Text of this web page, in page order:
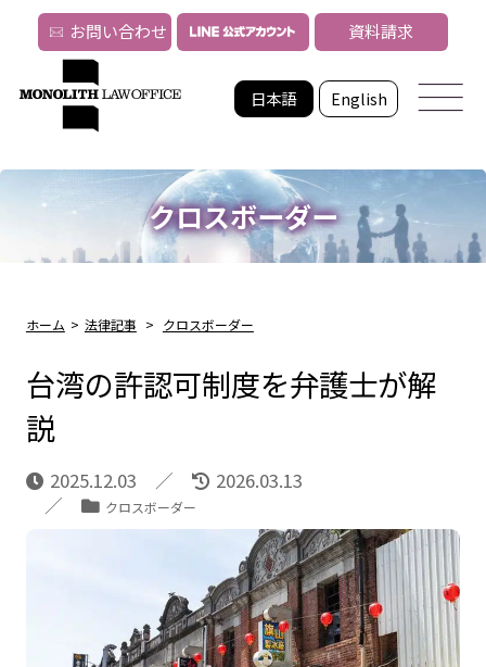
日本語 English
お問い合わせ 資料請求
クロスボーダー
ホーム > 法律記事 > クロスボーダー
台湾の許認可制度を弁護士が解
説
2025.12.03 2026.03.13
クロスボーダー